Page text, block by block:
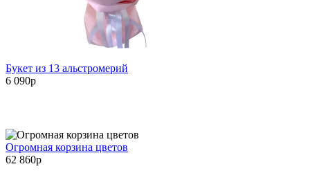
Букет из 13 альстромерий
6 090p
Огромная корзина цветов
62 860p